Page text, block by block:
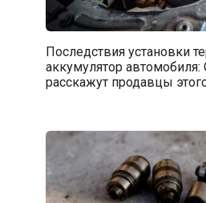
Последствия установки
аккумулятор
расскажут продавцы